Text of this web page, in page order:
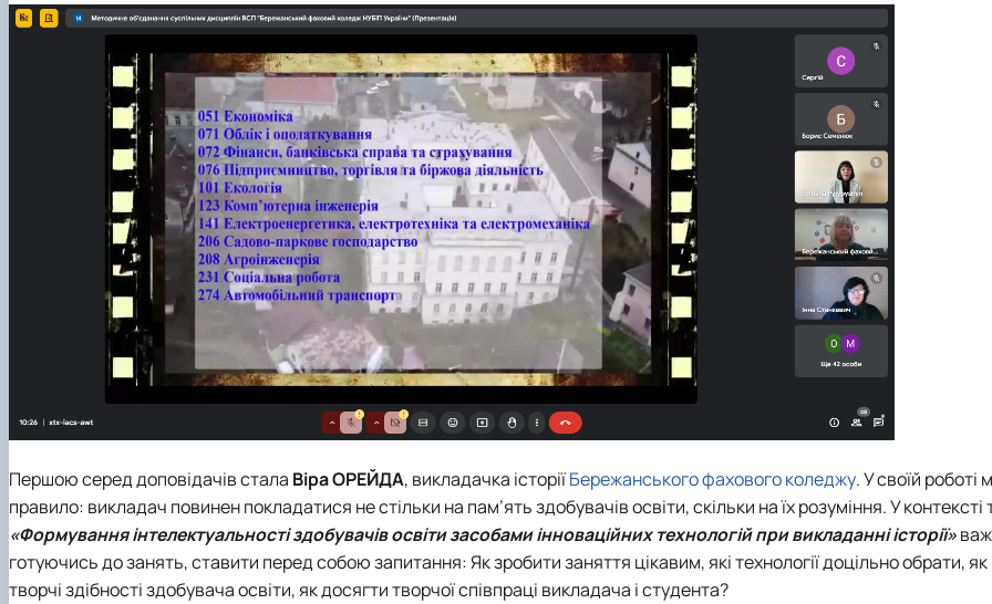
Першою серед доповідачів стала Віра ОРЕЙДА, викладачка історіїБережанського фахового коледжу. У своїй
правило: викладач повинен покладатися не стільки на пам’ять здобувачів освіти, скільки на їх розуміння. У контексті
«Формування інтелектуальності здобувачів освіти засобами інноваційних технологій при викладанні історії»
готуючись до занять, ставити перед собою запитання: Як зробити заняття цікавим, які технології доцільно обрати,
творчі здібності здобувача освіти, як досягти творчої співпраці викладача і студента?